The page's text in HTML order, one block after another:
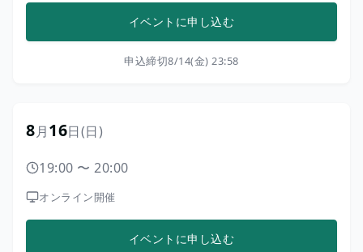
イベントに申し込む
申込締切8/14(金) 23:58
8月16日(日)
19:00 〜 20:00
オンライン開催
イベントに申し込む